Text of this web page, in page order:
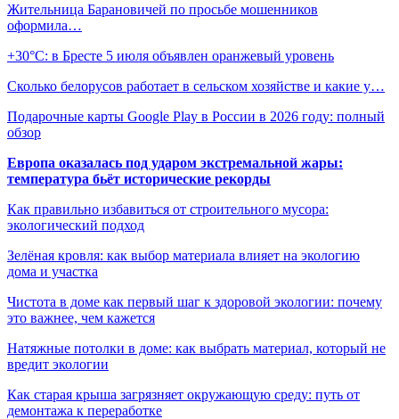
Жительница Барановичей по просьбе мошенников
оформила…
+30°С: в Бресте 5 июля объявлен оранжевый уровень
Сколько белорусов работает в сельском хозяйстве и какие у…
Подарочные карты Google Play в России в 2026 году: полный
обзор
Европа оказалась под ударом экстремальной жары:
температура бьёт исторические рекорды
Как правильно избавиться от строительного мусора:
экологический подход
Зелёная кровля: как выбор материала влияет на экологию
дома и участка
Чистота в доме как первый шаг к здоровой экологии: почему
это важнее, чем кажется
Натяжные потолки в доме: как выбрать материал, который не
вредит экологии
Как старая крыша загрязняет окружающую среду: путь от
демонтажа к переработке